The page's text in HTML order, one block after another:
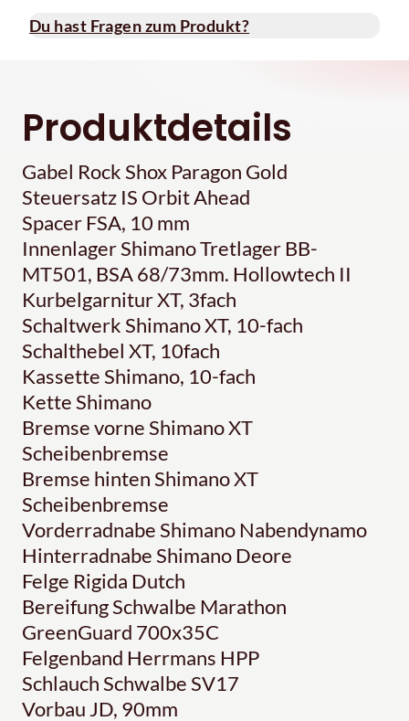
Du hast Fragen zum Produkt?
Produktdetails
Gabel Rock Shox Paragon Gold
Steuersatz IS Orbit Ahead
Spacer FSA, 10 mm
Innenlager Shimano Tretlager BB-
MT501, BSA 68/73mm. Hollowtech II
Kurbelgarnitur XT, 3fach
Schaltwerk Shimano XT, 10-fach
Schalthebel XT, 10fach
Kassette Shimano, 10-fach
Kette Shimano
Bremse vorne Shimano XT
Scheibenbremse
Bremse hinten Shimano XT
Scheibenbremse
Vorderradnabe Shimano Nabendynamo
Hinterradnabe Shimano Deore
Felge Rigida Dutch
Bereifung Schwalbe Marathon
GreenGuard 700x35C
Felgenband Herrmans HPP
Schlauch Schwalbe SV17
Vorbau JD, 90mm